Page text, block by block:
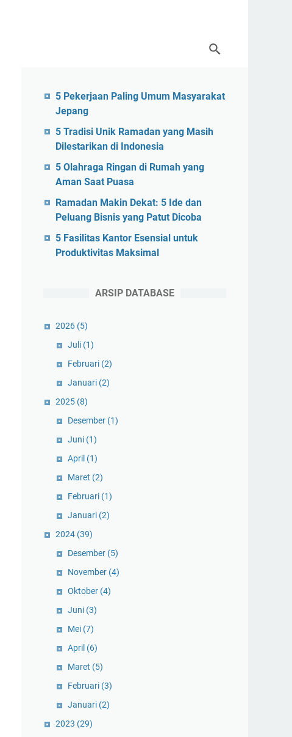
5 Pekerjaan Paling Umum Masyarakat
Jepang
5 Tradisi Unik Ramadan yang Masih
Dilestarikan di Indonesia
5 Olahraga Ringan di Rumah yang
Aman Saat Puasa
Ramadan Makin Dekat: 5 Ide dan
Peluang Bisnis yang Patut Dicoba
5 Fasilitas Kantor Esensial untuk
Produktivitas Maksimal
ARSIP DATABASE
2026 (5)
Juli (1)
Februari (2)
Januari (2)
2025 (8)
Desember (1)
Juni (1)
April (1)
Maret (2)
Februari (1)
Januari (2)
2024 (39)
Desember (5)
November (4)
Oktober (4)
Juni (3)
Mei (7)
April (6)
Maret (5)
Februari (3)
Januari (2)
2023 (29)